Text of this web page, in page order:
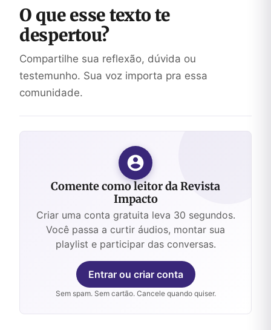
O que esse texto te
despertou?
Compartilhe sua reflexão, dúvida ou
testemunho. Sua voz importa pra essa
comunidade.
Comente como leitor da Revista
Impacto
Criar uma conta gratuita leva 30 segundos.
Você passa a curtir áudios, montar sua
playlist e participar das conversas.
Entrar ou criar conta
Sem spam. Sem cartão. Cancele quando quiser.